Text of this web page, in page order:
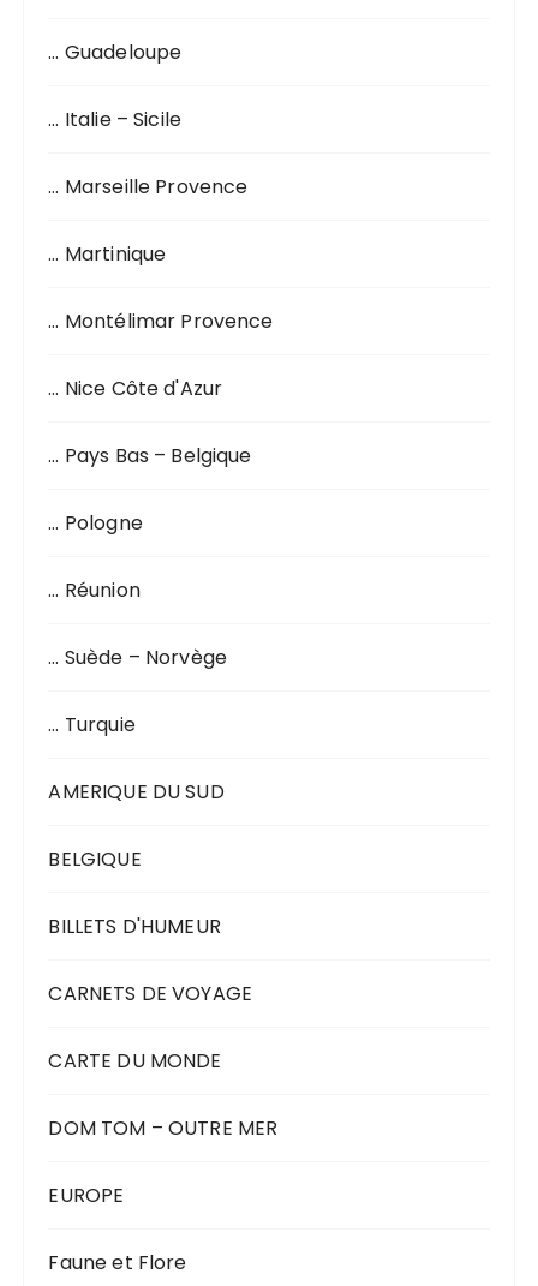
… Guadeloupe
… Italie – Sicile
… Marseille Provence
… Martinique
… Montélimar Provence
… Nice Côte d'Azur
… Pays Bas – Belgique
… Pologne
… Réunion
… Suède – Norvège
… Turquie
AMERIQUE DU SUD
BELGIQUE
BILLETS D'HUMEUR
CARNETS DE VOYAGE
CARTE DU MONDE
DOM TOM – OUTRE MER
EUROPE
Faune et Flore